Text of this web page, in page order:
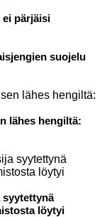
pärjäisi
suojelu
lähes hengiltä:
syytettynä
löytyi